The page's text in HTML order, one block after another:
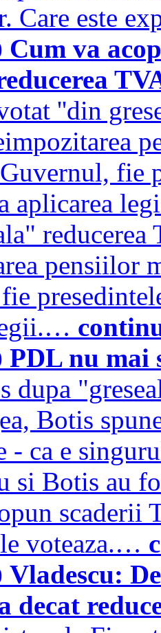
Care este
Cum va
''din
fie
aplicarea
pensiilor
PDL nu mai
dupa
Botis
- ca e
si Botis au
voteaza.…
Vladescu:
decat